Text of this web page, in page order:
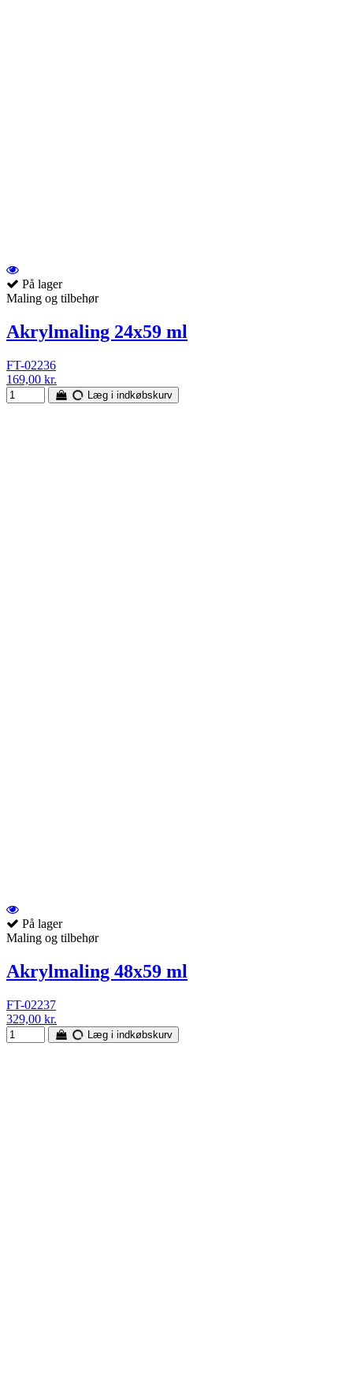
På lager
Maling og tilbehør
Akrylmaling 24x59 ml
FT-02236
169,00 kr.
Læg i indkøbskurv
På lager
Maling og tilbehør
Akrylmaling 48x59 ml
FT-02237
329,00 kr.
Læg i indkøbskurv